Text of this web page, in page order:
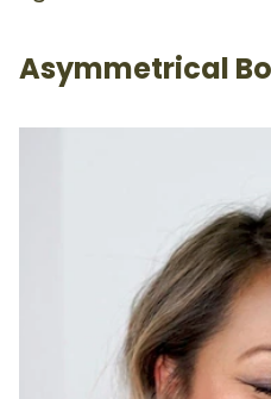
Asymmetrical